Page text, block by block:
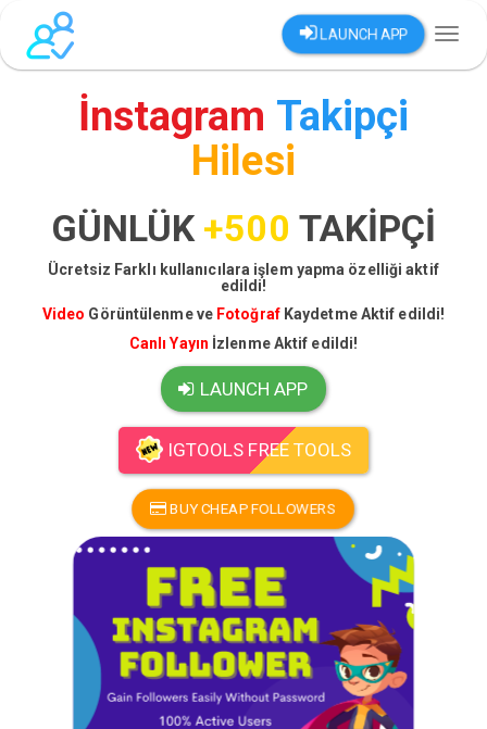
LAUNCH APP
İnstagram Takipçi
Hilesi
GÜNLÜK +500 TAKİPÇİ
Ücretsiz Farklı kullanıcılara işlem yapma özelliği aktif
edildi!
Video Görüntülenme ve Fotoğraf Kaydetme Aktif edildi!
Canlı Yayın İzlenme Aktif edildi!
LAUNCH APP
IGTOOLS FREE TOOLS
BUY CHEAP FOLLOWERS